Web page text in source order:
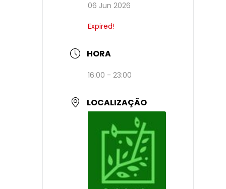
06 Jun 2026
Expired!
HORA
16:00 - 23:00
LOCALIZAÇÃO